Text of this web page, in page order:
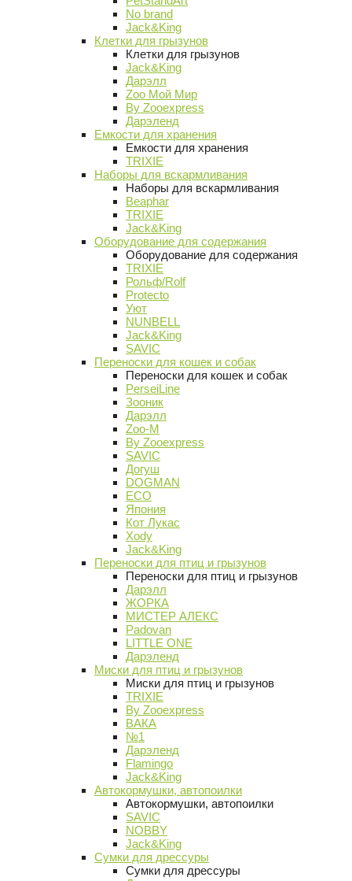
No brand
Jack&King
Клетки для грызунов
Клетки для грызунов
Jack&King
Дарэлл
Zoo Мой Мир
By Zooexpress
Дарэленд
Емкости для хранения
Емкости для хранения
TRIXIE
Наборы для вскармливания
Наборы для вскармливания
Beaphar
TRIXIE
Jack&King
Оборудование для содержания
Оборудование для содержания
TRIXIE
Рольф/Rolf
Protecto
Уют
NUNBELL
Jack&King
SAVIC
Переноски для кошек и собак
Переноски для кошек и собак
PerseiLine
Зооник
Дарэлл
Zoo-M
By Zooexpress
SAVIC
Догуш
DOGMAN
ECO
Япония
Кот Лукас
Xody
Jack&King
Переноски для птиц и грызунов
Переноски для птиц и грызунов
Дарэлл
ЖОРКА
МИСТЕР АЛЕКС
Padovan
LITTLE ONE
Дарэленд
Миски для птиц и грызунов
Миски для птиц и грызунов
TRIXIE
By Zooexpress
ВАКА
№1
Дарэленд
Flamingo
Jack&King
Автокормушки, автопоилки
Автокормушки, автопоилки
SAVIC
NOBBY
Jack&King
Сумки для дрессуры
Сумки для дрессуры